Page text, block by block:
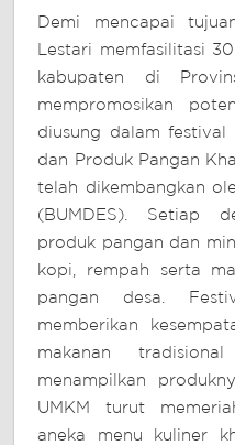
Demi mencapai
Lestari memfasilitasi
kabupaten di
mempromosikan
diusung dalam festival
dan Produk Pangan
telah dikembangkan
(BUMDES). Setiap
produk pangan dan
kopi, rempah serta
pangan desa.
memberikan
makanan
menampilkan
UMKM turut
aneka menu kuliner